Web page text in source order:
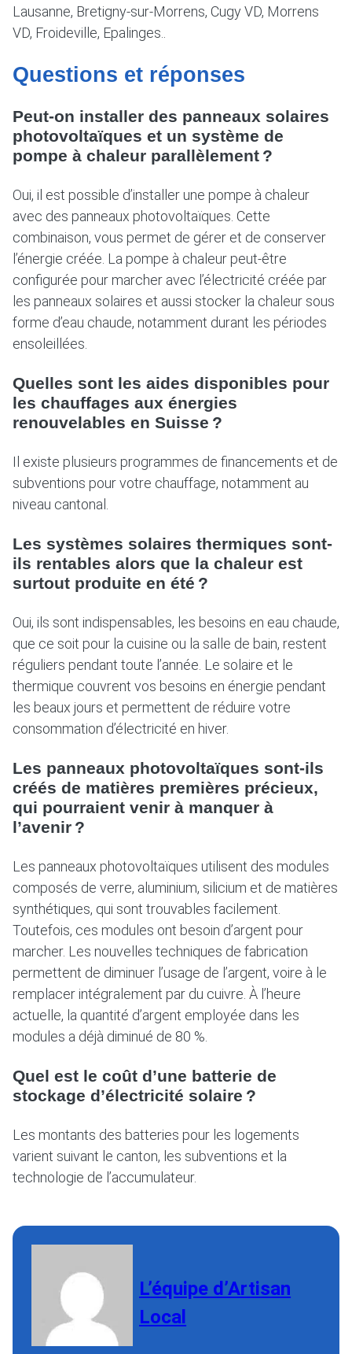
Lausanne, Bretigny-sur-Morrens, Cugy VD, Morrens
VD, Froideville, Epalinges..
Questions et réponses
Peut-on installer des panneaux solaires
photovoltaïques et un système de
pompe à chaleur parallèlement ?
Oui, il est possible d’installer une pompe à chaleur
avec des panneaux photovoltaïques. Cette
combinaison, vous permet de gérer et de conserver
l’énergie créée. La pompe à chaleur peut-être
configurée pour marcher avec l’électricité créée par
les panneaux solaires et aussi stocker la chaleur sous
forme d’eau chaude, notamment durant les périodes
ensoleillées.
Quelles sont les aides disponibles pour
les chauffages aux énergies
renouvelables en Suisse ?
Il existe plusieurs programmes de financements et de
subventions pour votre chauffage, notamment au
niveau cantonal.
Les systèmes solaires thermiques sont-
ils rentables alors que la chaleur est
surtout produite en été ?
Oui, ils sont indispensables, les besoins en eau chaude,
que ce soit pour la cuisine ou la salle de bain, restent
réguliers pendant toute l’année. Le solaire et le
thermique couvrent vos besoins en énergie pendant
les beaux jours et permettent de réduire votre
consommation d’électricité en hiver.
Les panneaux photovoltaïques sont-ils
créés de matières premières précieux,
qui pourraient venir à manquer à
l’avenir ?
Les panneaux photovoltaïques utilisent des modules
composés de verre, aluminium, silicium et de matières
synthétiques, qui sont trouvables facilement.
Toutefois, ces modules ont besoin d’argent pour
marcher. Les nouvelles techniques de fabrication
permettent de diminuer l’usage de l’argent, voire à le
remplacer intégralement par du cuivre. À l’heure
actuelle, la quantité d’argent employée dans les
modules a déjà diminué de 80 %.
Quel est le coût d’une batterie de
stockage d’électricité solaire ?
Les montants des batteries pour les logements
varient suivant le canton, les subventions et la
technologie de l’accumulateur.
L’équipe d’Artisan
Local